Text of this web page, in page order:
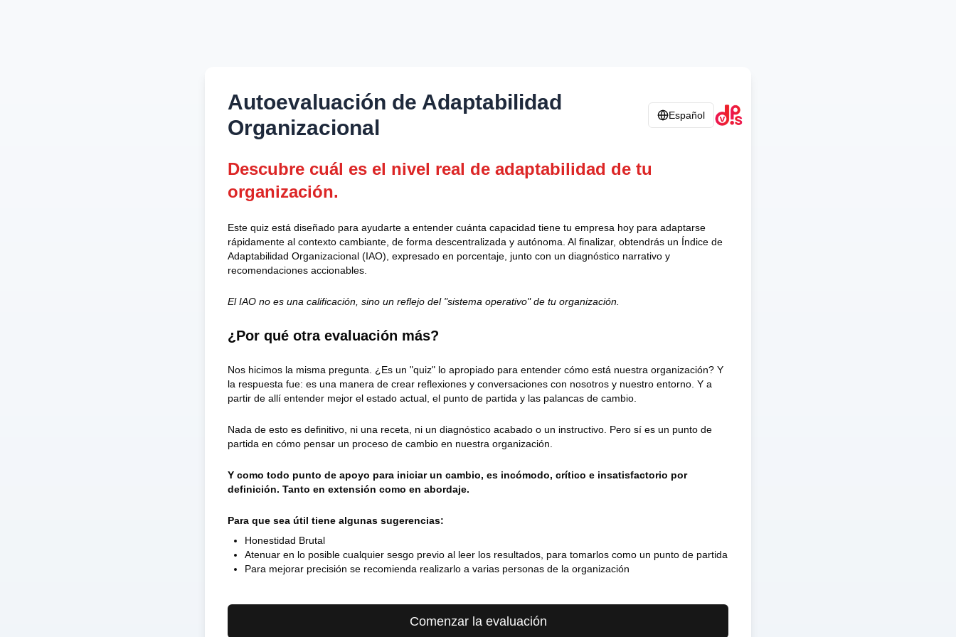
Autoevaluación de Adaptabilidad
Organizacional
Español
Descubre cuál es el nivel real de adaptabilidad de tu
organización.
Este quiz está diseñado para ayudarte a entender cuánta capacidad tiene tu empresa hoy para adaptarse
rápidamente al contexto cambiante, de forma descentralizada y autónoma. Al finalizar, obtendrás un Índice de
Adaptabilidad Organizacional (IAO), expresado en porcentaje, junto con un diagnóstico narrativo y
recomendaciones accionables.
El IAO no es una calificación, sino un reflejo del "sistema operativo" de tu organización.
¿Por qué otra evaluación más?
Nos hicimos la misma pregunta. ¿Es un "quiz" lo apropiado para entender cómo está nuestra organización? Y
la respuesta fue: es una manera de crear reflexiones y conversaciones con nosotros y nuestro entorno. Y a
partir de allí entender mejor el estado actual, el punto de partida y las palancas de cambio.
Nada de esto es definitivo, ni una receta, ni un diagnóstico acabado o un instructivo. Pero sí es un punto de
partida en cómo pensar un proceso de cambio en nuestra organización.
Y como todo punto de apoyo para iniciar un cambio, es incómodo, crítico e insatisfactorio por
definición. Tanto en extensión como en abordaje.
Para que sea útil tiene algunas sugerencias:
Honestidad Brutal
Atenuar en lo posible cualquier sesgo previo al leer los resultados, para tomarlos como un punto de partida
Para mejorar precisión se recomienda realizarlo a varias personas de la organización
Comenzar la evaluación